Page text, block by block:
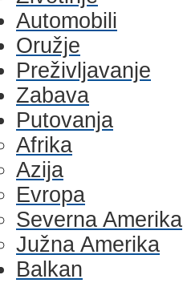
Automobili
Oružje
Preživljavanje
Zabava
Putovanja
Afrika
Azija
Evropa
Severna Amerika
Južna Amerika
Balkan